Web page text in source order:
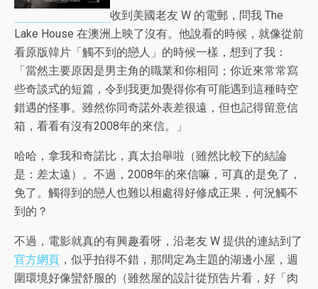
收到美國老友 W 的電郵，問我 The
Lake House 在澳洲上映了沒有。他說看的時候，就像從前
看原版韓片「觸不到的戀人」的時候一樣，想到了我：
「當然主要原因是男主角的職業和你相同；你近來常常寫
些奇談式的短篇，令到我更加覺得你有可能遇到這種時空
錯遇的怪事。雖然你同奇諾外表差很遠，但也記得留意信
箱，看看有沒有2008年的來信。」
哈哈，拿我和奇諾比，真太抬舉啦（雖然比較下的結論
是：差太遠）。不過，2008年的來信嘛，可真的是免了，
免了。觸得到的戀人也難以相處得好修成正果，何況觸不
到的？
不過，電影就真的有興趣看呀，沿老友 W 提供的連結到了
官方網頁 ，似乎拍得不錯，那間定為主題的湖邊小屋，週
圍環境好像蠻舒服的（雖然屋的設計從預告片看，好「肉